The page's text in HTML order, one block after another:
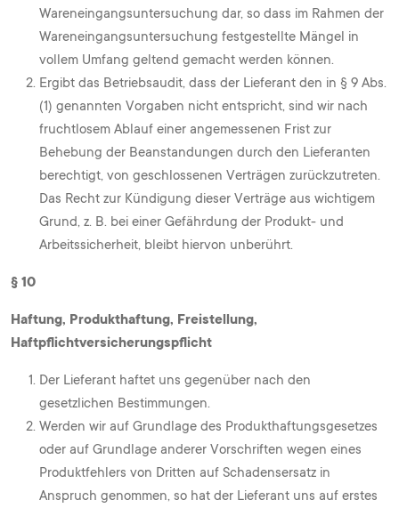
Wareneingangsuntersuchung dar, so dass im Rahmen der
Wareneingangsuntersuchung festgestellte Mängel in
vollem Umfang geltend gemacht werden können.
Ergibt das Betriebsaudit, dass der Lieferant den in § 9 Abs.
(1) genannten Vorgaben nicht entspricht, sind wir nach
fruchtlosem Ablauf einer angemessenen Frist zur
Behebung der Beanstandungen durch den Lieferanten
berechtigt, von geschlossenen Verträgen zurückzutreten.
Das Recht zur Kündigung dieser Verträge aus wichtigem
Grund, z. B. bei einer Gefährdung der Produkt- und
Arbeitssicherheit, bleibt hiervon unberührt.
§ 10
Haftung, Produkthaftung, Freistellung,
Haftpflichtversicherungspflicht
Der Lieferant haftet uns gegenüber nach den
gesetzlichen Bestimmungen.
Werden wir auf Grundlage des Produkthaftungsgesetzes
oder auf Grundlage anderer Vorschriften wegen eines
Produktfehlers von Dritten auf Schadensersatz in
Anspruch genommen, so hat der Lieferant uns auf erstes